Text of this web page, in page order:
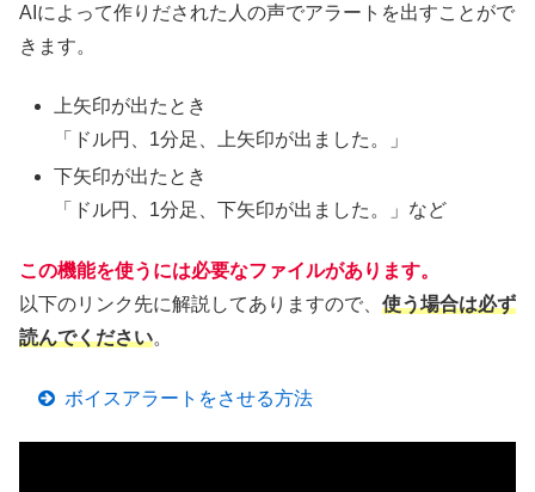
AIによって作りだされた人の声でアラートを出すことがで
きます。
上矢印が出たとき
「ドル円、1分足、上矢印が出ました。」
下矢印が出たとき
「ドル円、1分足、下矢印が出ました。」など
この機能を使うには必要なファイルがあります。
以下のリンク先に解説してありますので、 使う場合は必ず
読んでください。
ボイスアラートをさせる方法